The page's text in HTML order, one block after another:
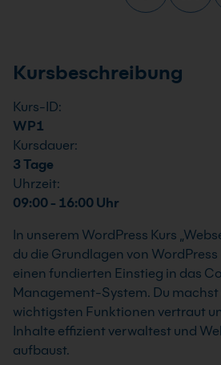
Kursbeschreibung
Kurs-ID:
WP1
Kursdauer:
3 Tage
Uhrzeit:
09:00 - 16:00 Uhr
In unserem WordPress Kurs
du die Grundlagen von
einen fundierten Einstieg in das
Management-System. Du machst
wichtigsten Funktionen vertraut
Inhalte effizient verwaltest und
aufbaust.